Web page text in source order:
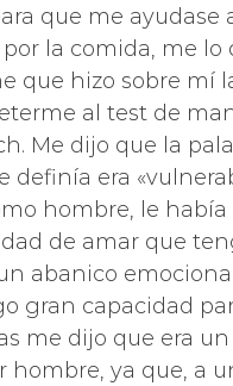
que me ayudase
la comida, me lo
que hizo sobre mí
al test de
Me dijo que la
definía era
hombre, le
de amar que
abanico
gran capacidad
me dijo que era
hombre, ya que, a